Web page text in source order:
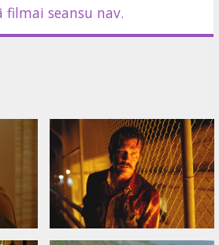
Coen
latviešu un krievu valodā.
seansu nav.